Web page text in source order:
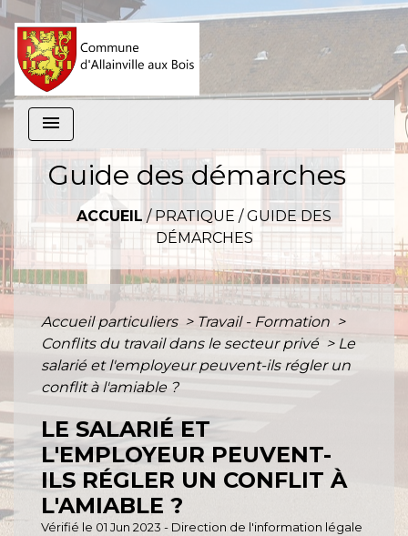
menu
Guide des démarches
ACCUEIL /PRATIQUE /GUIDE DES
DÉMARCHES
Accueil particuliers > Travail - Formation >
Conflits du travail dans le secteur privé > Le
salarié et l'employeur peuvent-ils régler un
conflit à l'amiable ?
LE SALARIÉ ET
L'EMPLOYEUR PEUVENT-
ILS RÉGLER UN CONFLIT À
L'AMIABLE ?
Vérifié le 01 Jun 2023 - Direction de l'information légale